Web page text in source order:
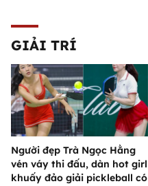
GIẢI TRÍ
Người đẹp Trà Ngọc Hằng
vén váy thi đấu, dàn hot girl
khuấy đảo giải pickleball có